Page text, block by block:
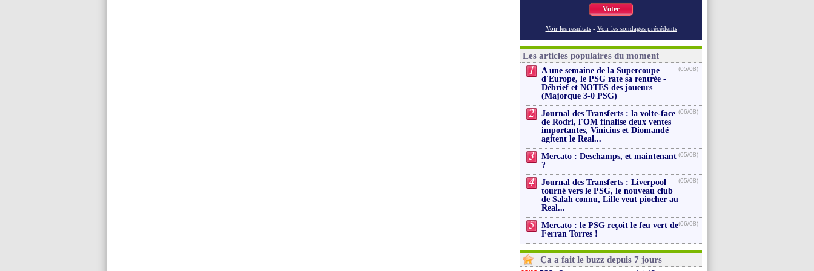
Voter
Voir les resultats - Voir les sondages précédents
Les articles populaires du moment
1
A une semaine de la Supercoupe
d'Europe, le PSG rate sa rentrée -
Débrief et NOTES des joueurs
(Majorque 3-0 PSG)
(05/08)
2
Journal des Transferts : la volte-face
de Rodri, l'OM finalise deux ventes
importantes, Vinicius et Diomandé
agitent le Real...
(06/08)
3
Mercato : Deschamps, et maintenant
?
(05/08)
4
Journal des Transferts : Liverpool
tourné vers le PSG, le nouveau club
de Salah connu, Lille veut piocher au
Real...
(05/08)
5
Mercato : le PSG reçoit le feu vert de
Ferran Torres !
(06/08)
Ça a fait le buzz depuis 7 jours